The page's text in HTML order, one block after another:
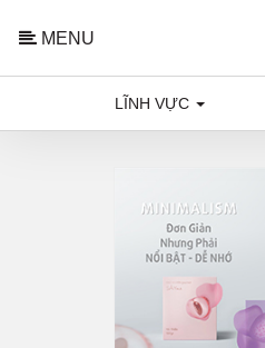
MENU
LĨNH VỰC